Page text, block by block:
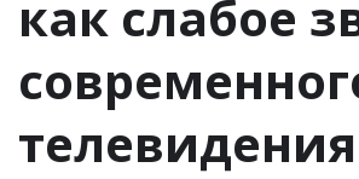
как слабое
телевидения